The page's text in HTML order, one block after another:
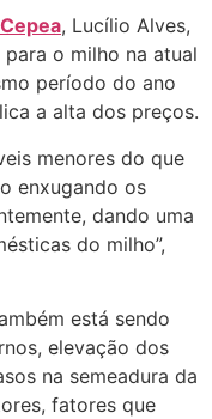
Cepea, Lucílio Alves,
o milho na atual
período do ano
a alta dos preços.
menores do que
enxugando os
dando uma
do milho”,
está sendo
elevação dos
na semeadura da
fatores que